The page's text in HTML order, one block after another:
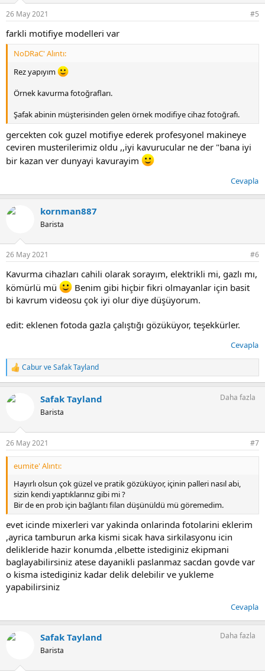
:
26 May 2021 #5
farkli motifiye modelleri var
NoDRaC' Alıntı:
Rez yapıyım
Örnek kavurma fotoğrafları.
Şafak abinin müşterisinden gelen örnek modifiye cihaz fotoğrafı.
gercekten cok guzel motifiye ederek profesyonel makineye
ceviren musterilerimiz oldu ,,iyi kavurucular ne der "bana iyi
bir kazan ver dunyayi kavurayim
Cevapla
kornman887
Barista
26 May 2021 #6
Kavurma cihazları cahili olarak sorayım, elektrikli mi, gazlı mı,
kömürlü mü
Benim gibi hiçbir fikri olmayanlar için basit
bi kavrum videosu çok iyi olur diye düşüyorum.
edit: eklenen fotoda gazla çalıştığı gözüküyor, teşekkürler.
Cevapla
T
e
k
:
CaburveSafak Tayland
Safak Tayland
Barista
Daha fazla
26 May 2021 #7
eumite' Alıntı:
Hayırlı olsun çok güzel ve pratik gözüküyor, içinin palleri nasıl abi,
sizin kendi yaptıklarınız gibi mi ?
Bir de en prob için bağlantı filan düşünüldü mü göremedim.
evet icinde mixerleri var yakinda onlarinda fotolarini eklerim
,ayrica tamburun arka kismi sicak hava sirkilasyonu icin
delikleride hazir konumda ,elbette istediginiz ekipmani
baglayabilirsiniz atese dayanikli paslanmaz sacdan govde var
o kisma istediginiz kadar delik delebilir ve yukleme
yapabilirsiniz
Cevapla
Safak Tayland
Barista
Daha fazla